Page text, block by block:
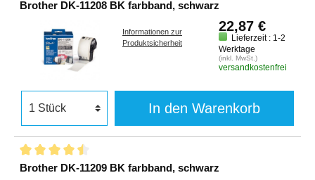
Brother DK-11208 BK farbband, schwarz
Informationen zur
Produktsicherheit
22,87 €
Lieferzeit : 1-2
Werktage
(inkl. MwSt.)
versandkostenfrei
In den Warenkorb
Brother DK-11209 BK farbband, schwarz